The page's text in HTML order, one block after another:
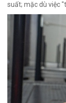
suất; mặc dù việc